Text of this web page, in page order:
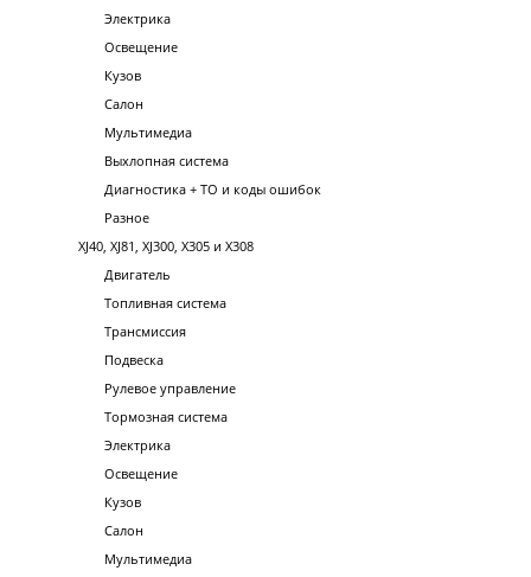
Электрика
Освещение
Кузов
Салон
Мультимедиа
Выхлопная система
Диагностика + ТО и коды ошибок
Разное
XJ40, XJ81, XJ300, X305 и X308
Двигатель
Топливная система
Трансмиссия
Подвеска
Рулевое управление
Тормозная система
Электрика
Освещение
Кузов
Салон
Мультимедиа